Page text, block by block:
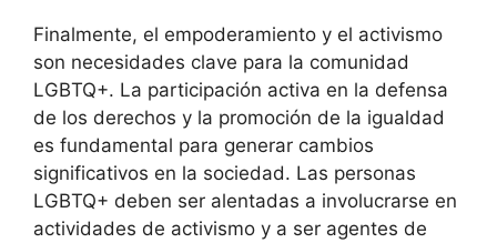
Finalmente, el empoderamiento y el activismo
son necesidades clave para la comunidad
LGBTQ+. La participación activa en la defensa
de los derechos y la promoción de la igualdad
es fundamental para generar cambios
significativos en la sociedad. Las personas
LGBTQ+ deben ser alentadas a involucrarse en
actividades de activismo y a ser agentes de